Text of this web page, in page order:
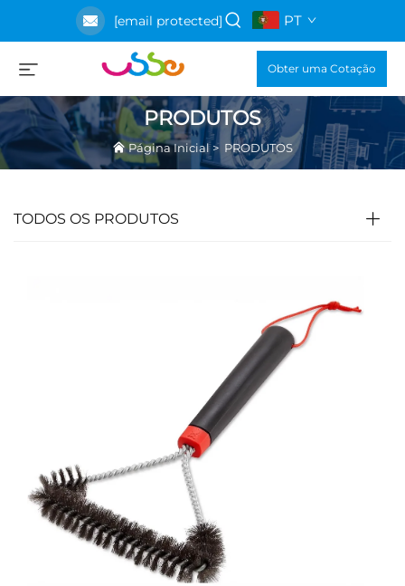
[email protected] PT
Obter uma Cotação
PRODUTOS
Página Inicial> PRODUTOS
TODOS OS PRODUTOS